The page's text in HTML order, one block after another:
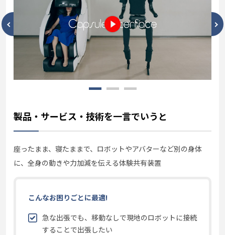
製品・サービス・技術を一言でいうと
座ったまま、寝たままで、ロボットやアバターなど別の身体
に、全身の動きや力加減を伝える体験共有装置
こんなお困りごとに最適!
急な出張でも、移動なしで現地のロボットに接続
することで出張したい